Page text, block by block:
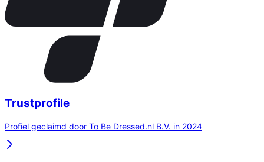
Trustprofile
Profiel geclaimd door To Be Dressed.nl B.V. in 2024